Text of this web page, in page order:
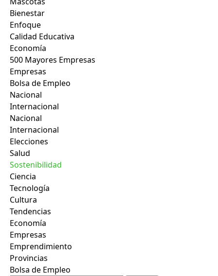
Bienestar
Enfoque
Calidad Educativa
Economía
500 Mayores Empresas
Empresas
Bolsa de Empleo
Nacional
Internacional
Nacional
Internacional
Elecciones
Salud
Sostenibilidad
Ciencia
Tecnología
Cultura
Tendencias
Economía
Empresas
Emprendimiento
Provincias
Bolsa de Empleo